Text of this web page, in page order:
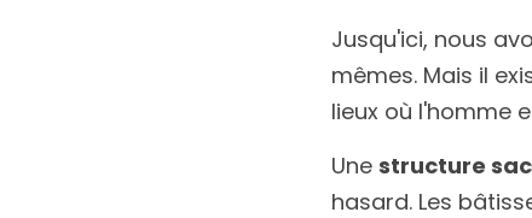
Jusqu'ici, nous
mêmes. Mais il
lieux où l'homme
Une structure
hasard. Les